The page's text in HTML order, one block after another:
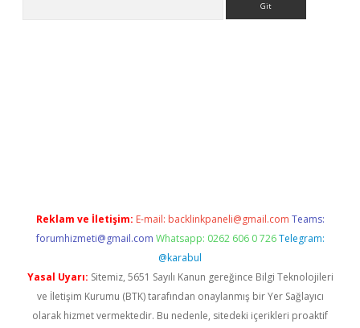
Reklam ve İletişim: E-mail: backlinkpaneli@gmail.com Teams:
forumhizmeti@gmail.com Whatsapp: 0262 606 0 726 Telegram:
@karabul
Yasal Uyarı: Sitemiz, 5651 Sayılı Kanun gereğince Bilgi Teknolojileri
ve İletişim Kurumu (BTK) tarafından onaylanmış bir Yer Sağlayıcı
olarak hizmet vermektedir. Bu nedenle, sitedeki içerikleri proaktif